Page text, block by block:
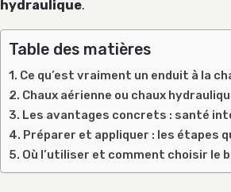
hydraulique.
Table des matières
Ce qu’est vraiment un enduit à la
Chaux aérienne ou chaux
Les avantages concrets : santé
Préparer et appliquer : les étapes
Où l’utiliser et comment choisir le